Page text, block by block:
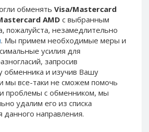
обменять Visa/Mastercard
AMD с выбранным
пожалуйста, незамедлительно
. Мы примем необходимые меры и
усилия для
запросив
и изучив Вашу
мы все-таки не сможем помочь
проблемы c обменником, мы
удалим его из списка
данного направления.
Neteller EUR
Neteller INR
Neteller PLN
Neteller GBP
Neteller NOK
Neteller SEK
PaySera USD
PaySera EUR